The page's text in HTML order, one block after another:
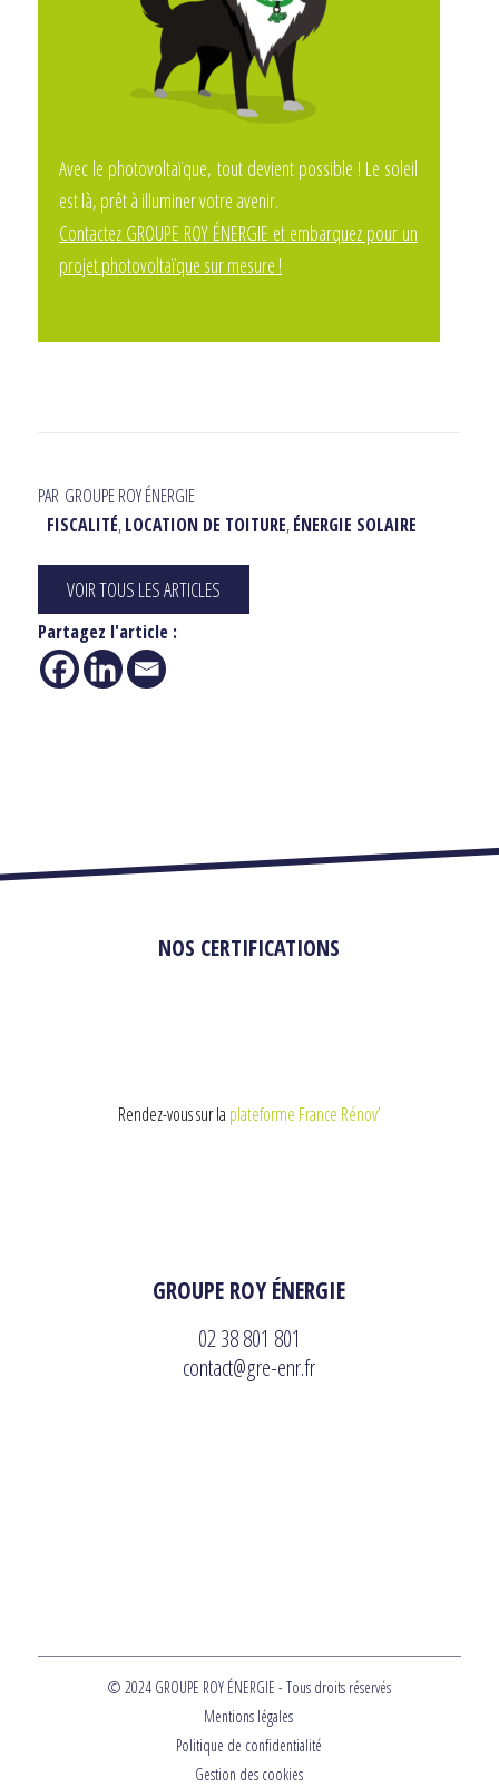
Avec le photovoltaïque, tout devient possible ! Le soleil
est là, prêt à illuminer votre avenir.
Contactez GROUPE ROY ÉNERGIE et embarquez pour un
projet photovoltaïque sur mesure !
PAR GROUPE ROY ÉNERGIE
FISCALITÉ,LOCATION DE TOITURE,ÉNERGIE SOLAIRE
VOIR TOUS LES ARTICLES
Partagez l'article :
GROUPE ROY ÉNERGIE
02 38 801 801
contact@gre-enr.fr
NOS CERTIFICATIONS
Rendez-vous sur la plateforme France Rénov’
© 2024 GROUPE ROY ÉNERGIE - Tous droits réservés
Mentions légales
Politique de confidentialité
Gestion des cookies